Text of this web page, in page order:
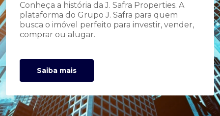
Conheça a história da J. Safra Properties. A
plataforma do Grupo J. Safra para quem
busca o imóvel perfeito para investir, vender,
comprar ou alugar.
Saiba mais